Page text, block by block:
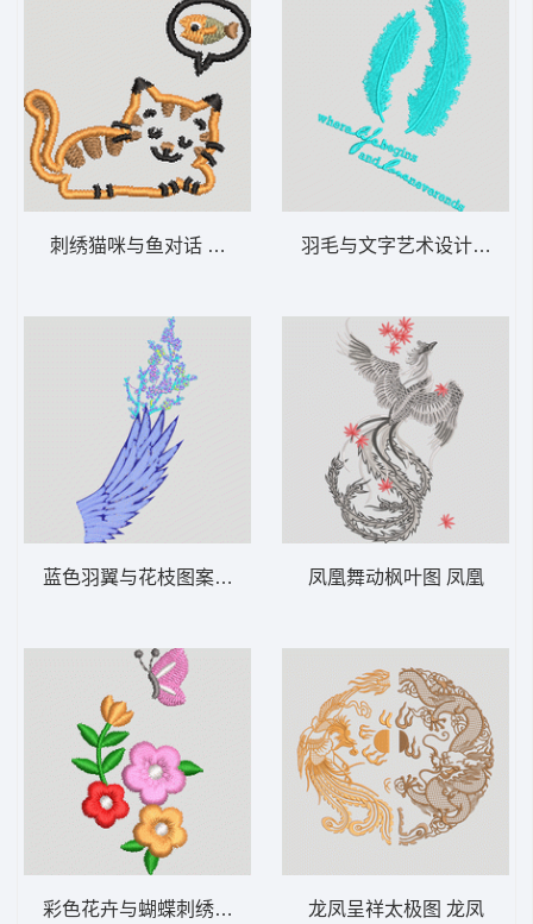
刺绣猫咪与鱼对话 猫鱼
蓝色羽翼与花枝图案 羽毛
彩色花卉与蝴蝶刺绣图案 简单花
羽毛与文字艺术设计 羽毛
凤凰舞动枫叶图 凤凰
龙凤呈祥太极图 龙凤